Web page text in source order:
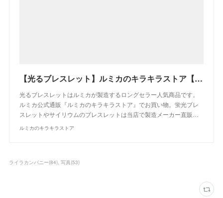
【光るブレスレット】ルミカのキラキラストア【税込5,500円以上で送料無料】
光るブレスレットはルミカが製造するロングセラー人気商品です。
ルミカ公式通販『ルミカのキラキラストア』でお買い物。蛍光ブレ
スレットやサイリウムのブレスレットは当店で製造メーカー直販…
ルミカのキラキラストア
ライラカンパニー(84) 写真(53)